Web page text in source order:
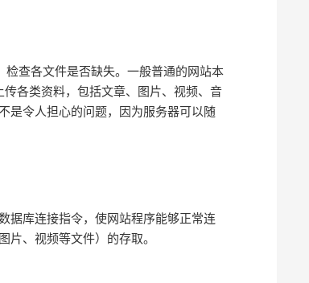
查各文件是否缺失。一般普通的网站本
各类资料，包括文章、图片、视频、音
是令人担心的问题，因为服务器可以随
库连接指令，使网站程序能够正常连
片、视频等文件）的存取。